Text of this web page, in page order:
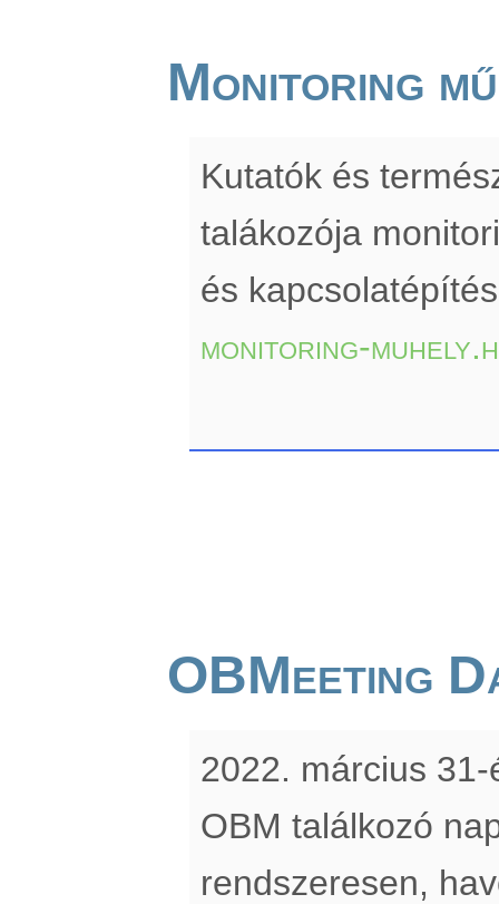
Monitoring
Kutatók és
talákozója
és
monitoring-
OBMeeting
2022. március
OBM találkozó
rendszeresen,